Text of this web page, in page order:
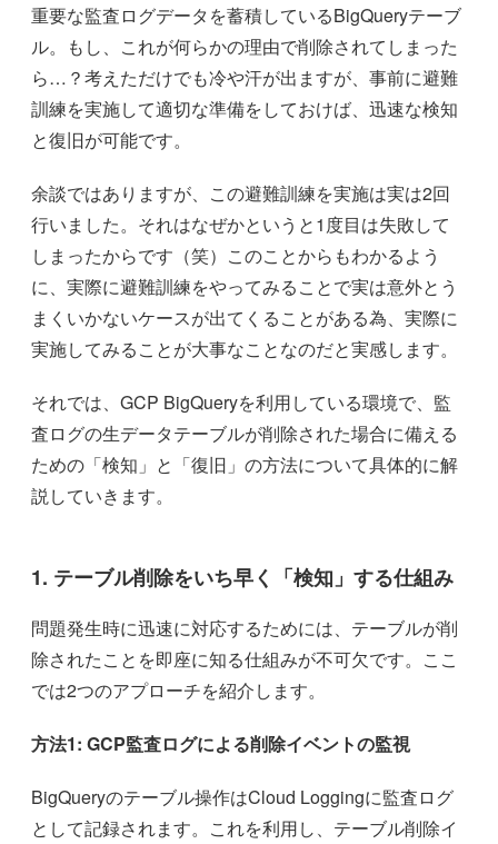
重要な監査ログデータを蓄積しているBigQueryテーブ
ル。もし、これが何らかの理由で削除されてしまった
ら…？考えただけでも冷や汗が出ますが、事前に避難
訓練を実施して適切な準備をしておけば、迅速な検知
と復旧が可能です。
余談ではありますが、この避難訓練を実施は実は2回
行いました。それはなぜかというと1度目は失敗して
しまったからです（笑）このことからもわかるよう
に、実際に避難訓練をやってみることで実は意外とう
まくいかないケースが出てくることがある為、実際に
実施してみることが大事なことなのだと実感します。
それでは、GCP BigQueryを利用している環境で、監
査ログの生データテーブルが削除された場合に備える
ための「検知」と「復旧」の方法について具体的に解
説していきます。
1. テーブル削除をいち早く「検知」する仕組み
問題発生時に迅速に対応するためには、テーブルが削
除されたことを即座に知る仕組みが不可欠です。ここ
では2つのアプローチを紹介します。
方法1: GCP監査ログによる削除イベントの監視
BigQueryのテーブル操作はCloud Loggingに監査ログ
として記録されます。これを利用し、テーブル削除イ